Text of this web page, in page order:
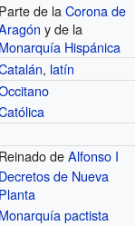
Parte de laCorona de
y de la
Monarquía Hispánica
, latín
Reinado deAlfonso I
Decretos de Nueva
Planta
Monarquía pactista